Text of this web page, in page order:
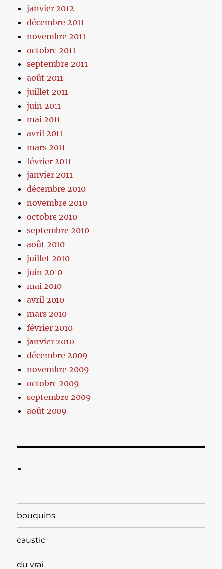
janvier 2012
décembre 2011
novembre 2011
octobre 2011
septembre 2011
août 2011
juillet 2011
juin 2011
mai 2011
avril 2011
mars 2011
février 2011
janvier 2011
décembre 2010
novembre 2010
octobre 2010
septembre 2010
août 2010
juillet 2010
juin 2010
mai 2010
avril 2010
mars 2010
février 2010
janvier 2010
décembre 2009
novembre 2009
octobre 2009
septembre 2009
août 2009
bouquins
caustic
du vrai